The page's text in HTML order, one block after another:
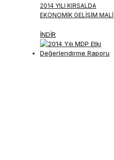
2014 YILI KIRSALDA
EKONOMIK GELIŞIM MALI
İNDİR